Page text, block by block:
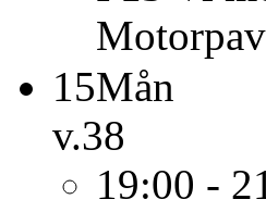
15Mån
v.38
19:00 -